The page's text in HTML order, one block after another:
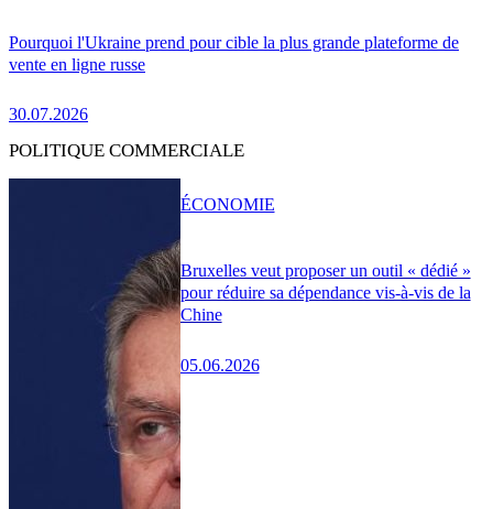
Pourquoi l'Ukraine prend pour cible la plus grande plateforme de
vente en ligne russe
30.07.2026
POLITIQUE COMMERCIALE
Bruxelles veut proposer un outil « dédié »
pour réduire sa dépendance vis-à-vis de la
Chine
05.06.2026
ÉCONOMIE